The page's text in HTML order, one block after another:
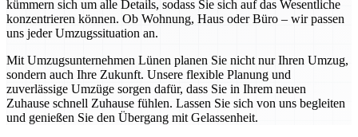
kümmern sich um alle Details, sodass Sie sich auf das Wesentliche
konzentrieren können. Ob Wohnung, Haus oder Büro – wir passen
uns jeder Umzugssituation an.
Mit Umzugsunternehmen Lünen planen Sie nicht nur Ihren Umzug,
sondern auch Ihre Zukunft. Unsere flexible Planung und
zuverlässige Umzüge sorgen dafür, dass Sie in Ihrem neuen
Zuhause schnell Zuhause fühlen. Lassen Sie sich von uns begleiten
und genießen Sie den Übergang mit Gelassenheit.